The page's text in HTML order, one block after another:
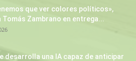
que ver colores políticos»,
Tomás Zambrano en entrega...
desarrolla una IA capaz de anticipar